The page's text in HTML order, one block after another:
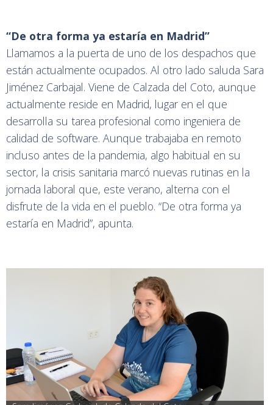
“De otra forma ya estaría en Madrid”
Llamamos a la puerta de uno de los despachos que
están actualmente ocupados. Al otro lado saluda Sara
Jiménez Carbajal. Viene de Calzada del Coto, aunque
actualmente reside en Madrid, lugar en el que
desarrolla su tarea profesional como ingeniera de
calidad de software. Aunque trabajaba en remoto
incluso antes de la pandemia, algo habitual en su
sector, la crisis sanitaria marcó nuevas rutinas en la
jornada laboral que, este verano, alterna con el
disfrute de la vida en el pueblo. “De otra forma ya
estaría en Madrid”, apunta.